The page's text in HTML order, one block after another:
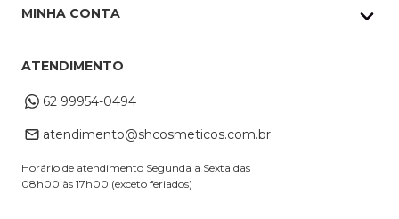
Pedidos Whatsapp
Cupons
Troca e Devoluções
Dúvidas Frequentes
MINHA CONTA
Alterar Cadastro
ATENDIMENTO
62 99954-0494
atendimento@shcosmeticos.com.br
Horário de atendimento Segunda a Sexta das
08h00 às 17h00 (exceto feriados)